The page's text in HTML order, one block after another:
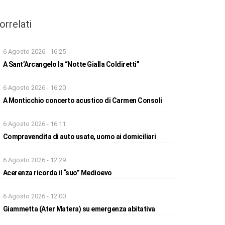
6 Agosto 2026 - 16:25
A Sant’Arcangelo la “Notte Gialla Coldiretti”
6 Agosto 2026 - 16:20
A Monticchio concerto acustico di Carmen Consoli
6 Agosto 2026 - 16:11
Compravendita di auto usate, uomo ai domiciliari
6 Agosto 2026 - 12:29
Acerenza ricorda il “suo” Medioevo
6 Agosto 2026 - 12:00
Giammetta (Ater Matera) su emergenza abitativa